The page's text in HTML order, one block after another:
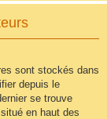
sont stockés dans
depuis le
se trouve
en haut des